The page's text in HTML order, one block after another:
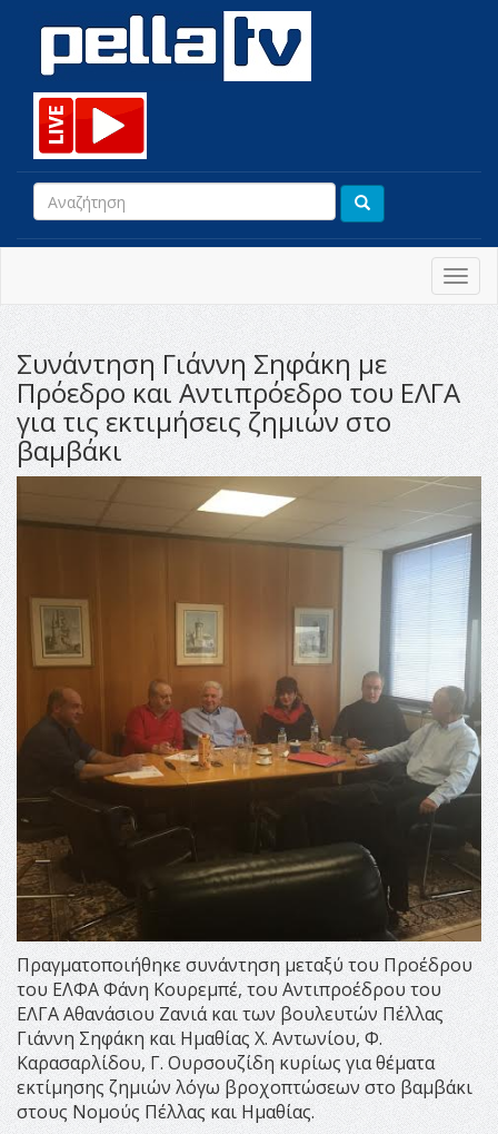
Συνάντηση Γιάννη Σηφάκη με
Πρόεδρο και Αντιπρόεδρο του ΕΛΓΑ
για τις εκτιμήσεις ζημιών στο
βαμβάκι
Πραγματοποιήθηκε συνάντηση μεταξύ του Προέδρου
του ΕΛΦΑ Φάνη Κουρεμπέ, του Αντιπροέδρου του
ΕΛΓΑ Αθανάσιου Ζανιά και των βουλευτών Πέλλας
Γιάννη Σηφάκη και Ημαθίας Χ. Αντωνίου, Φ.
Καρασαρλίδου, Γ. Ουρσουζίδη κυρίως για θέματα
εκτίμησης ζημιών λόγω βροχοπτώσεων στο βαμβάκι
στους Νομούς Πέλλας και Ημαθίας.